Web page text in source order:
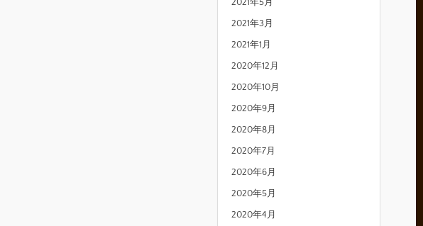
2021年5月
2021年3月
2021年1月
2020年12月
2020年10月
2020年9月
2020年8月
2020年7月
2020年6月
2020年5月
2020年4月